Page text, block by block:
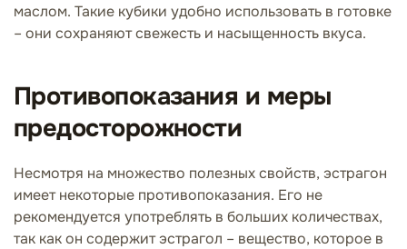
маслом. Такие кубики удобно использовать в готовке
– они сохраняют свежесть и насыщенность вкуса.
Противопоказания и меры
предосторожности
Несмотря на множество полезных свойств, эстрагон
имеет некоторые противопоказания. Его не
рекомендуется употреблять в больших количествах,
так как он содержит эстрагол – вещество, которое в